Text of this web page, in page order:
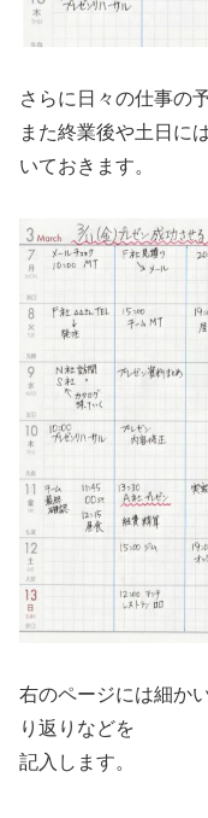
さらに日々の仕事の
また終業後や土日に
いておきます。
右のページには細か
り返りなどを
記入します。